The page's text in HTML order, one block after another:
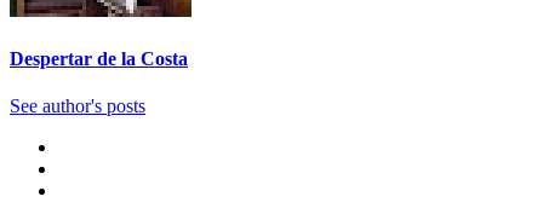
Despertar de la Costa
See author's posts